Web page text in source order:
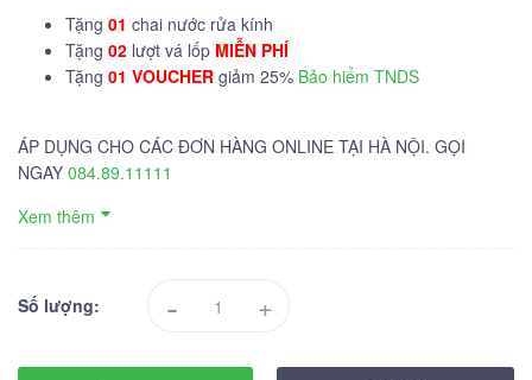
Tặng 01 chai nước rửa kính
Tặng 02 lượt vá lốp MIỄN PHÍ
Tặng 01 VOUCHER giảm 25% Bảo hiểm TNDS
ÁP DỤNG CHO CÁC ĐƠN HÀNG ONLINE TẠI HÀ NỘI. GỌI
NGAY 084.89.11111
Xem thêm
Số lượng: - +